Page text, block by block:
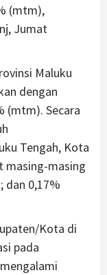
(mtm),
Jumat
Maluku
dengan
(mtm). Secara
Tengah, Kota
masing-masing
dan 0,17%
Kota di
pada